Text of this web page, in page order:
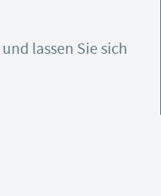
lassen Sie sich